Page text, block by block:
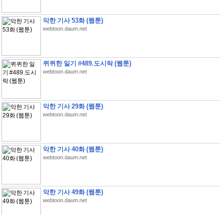
악한 기사 53화 (웹툰)
webtoon.daum.net
퀴퀴한 일기 #489.도시락 (웹툰)
webtoon.daum.net
악한 기사 29화 (웹툰)
webtoon.daum.net
악한 기사 40화 (웹툰)
webtoon.daum.net
악한 기사 49화 (웹툰)
webtoon.daum.net